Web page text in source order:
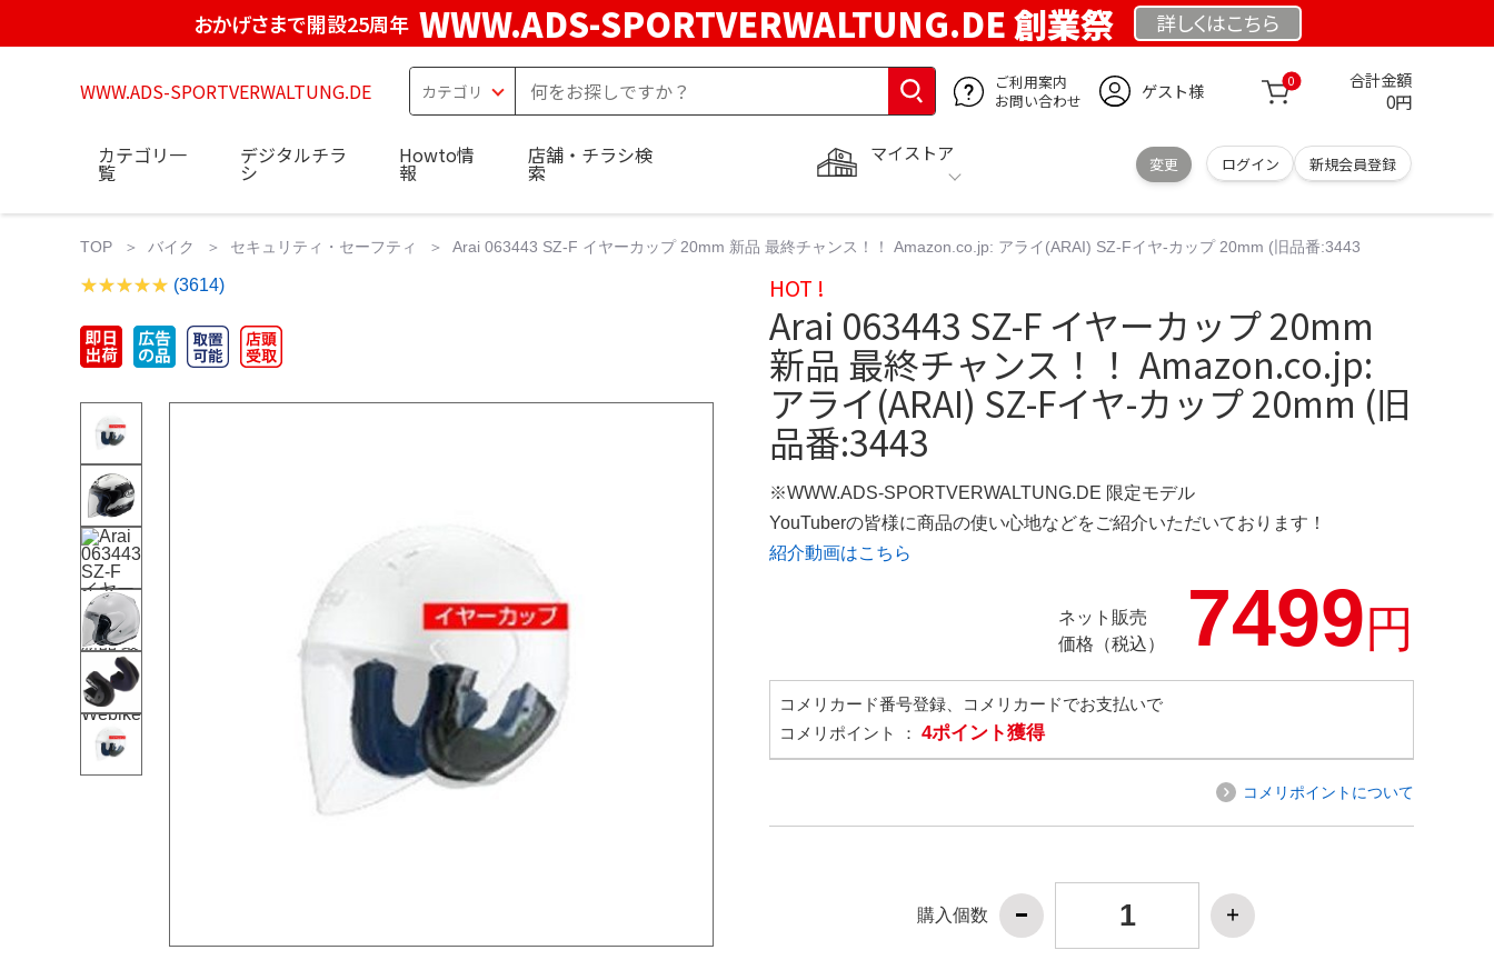
おかげさまで開設25周年 WWW.ADS-SPORTVERWALTUNG.DE 創業祭 詳しくはこちら
WWW.ADS-SPORTVERWALTUNG.DE
ご利用案内
お問い合わせ
ゲスト様 0 合計金額
0円
マイストア
変更 ログイン 新規会員登録
カテゴリ一
覧
デジタルチラ
シ
Howto情
報
店舗・チラシ検
索
TOP バイク セキュリティ・セーフティ Arai 063443 SZ-F イヤーカップ 20mm 新品 最終チャンス！！ Amazon.co.jp: アライ(ARAI) SZ-Fイヤ-カップ 20mm (旧品番:3443
(3614) HOT !
Arai 063443 SZ-F イヤーカップ 20mm
新品 最終チャンス！！ Amazon.co.jp:
アライ(ARAI) SZ-Fイヤ-カップ 20mm (旧
品番:3443
※WWW.ADS-SPORTVERWALTUNG.DE 限定モデル
YouTuberの皆様に商品の使い心地などをご紹介いただいております！
紹介動画はこちら
ネット販売
価格（税込）
7499円
コメリカード番号登録、コメリカードでお支払いで
コメリポイント ： 4ポイント獲得
コメリポイントについて
購入個数